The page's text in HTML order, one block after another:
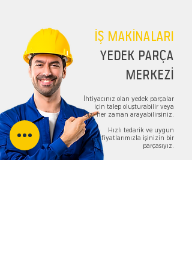
İŞ MAKİNALARI
YEDEK PARÇA
MERKEZİ
İhtiyacınız olan yedek parçalar
için talep oluşturabilir veya
bizi her zaman arayabilirsiniz.
Hızlı tedarik ve uygun
fiyatlarımızla işinizin bir
parçasıyız.